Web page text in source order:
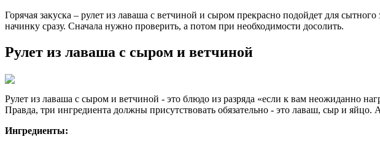
Горячая закуска – рулет из лаваша с ветчиной и сыром прекрасно подойдет для
начинку сразу. Сначала нужно проверить, а потом при необходимости досолить.
Рулет из лаваша с сыром и ветчиной
Рулет из лаваша с сыром и ветчиной - это блюдо из разряда «если к вам неожиданно
Правда, три ингредиента должны присутствовать обязательно - это лаваш, сыр и
Ингредиенты: